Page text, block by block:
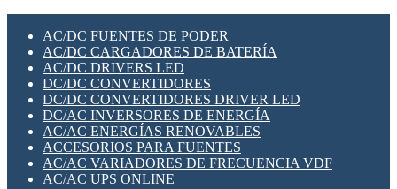
SWITCH Y MICROSWITCH
TARJETAS PI
UNIÓN Y DERIVACIÓN DE CABLE
PLACAS MODULARES IOT
SWITCHES Y REDES WIFI
SOLUCIONES IOT
SOLUCIONES LORAWAN
SOLUCIONES RED CELULAR
SEGURIDAD PARA REDES
SWITCHES LAN
TELEFONÍA IP (VOIP)
VIGILANCIA IP (CCTV)
MESHTASTIC
AC/DC FUENTES DE PODER
AC/DC CARGADORES DE BATERÍA
AC/DC DRIVERS LED
DC/DC CONVERTIDORES
DC/DC CONVERTIDORES DRIVER LED
DC/AC INVERSORES DE ENERGÍA
AC/AC ENERGÍAS RENOVABLES
ACCESORIOS PARA FUENTES
AC/AC VARIADORES DE FRECUENCIA VDF
AC/AC UPS ONLINE